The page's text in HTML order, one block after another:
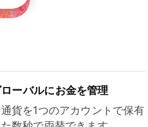
ー⁠バ⁠ルにお金を管理
貨を1つのアカウントで保有